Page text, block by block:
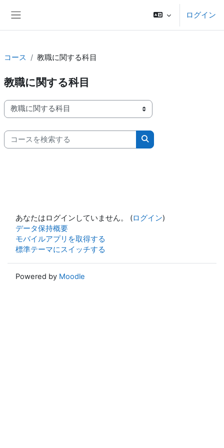
ログイン
コース 教職に関する科目
教職に関する科目
コースカテゴリ
コースを検索する
コースを検索する
あなたはログインしていません。 (ログイン)
データ保持概要
モバイルアプリを取得する
標準テーマにスイッチする
Powered by Moodle